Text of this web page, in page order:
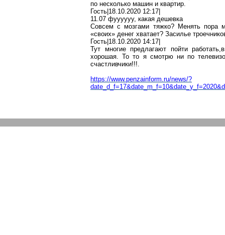
по несколько машин и квартир.
Гость|18.10.2020 12:17|
11.07 фуууууу, какая дешевка
Совсем с мозгами тяжко? Менять пора
«своих» денег хватает? Засилье
Гость|18.10.2020 14:17|
Тут многие предлагают пойти работать,в
хорошая. Тото я смотрю ни по
счастливчики!!!.
https://www.penzainform.ru/news/?